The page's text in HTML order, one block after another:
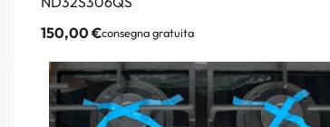
150,00€consegna gratuita